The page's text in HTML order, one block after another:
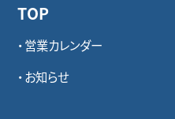
TOP
営業カレンダー
お知らせ